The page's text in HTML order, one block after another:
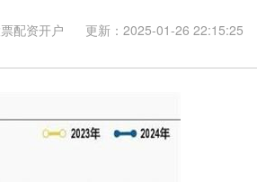
配资开户 更新：2025-01-26 22:15:25